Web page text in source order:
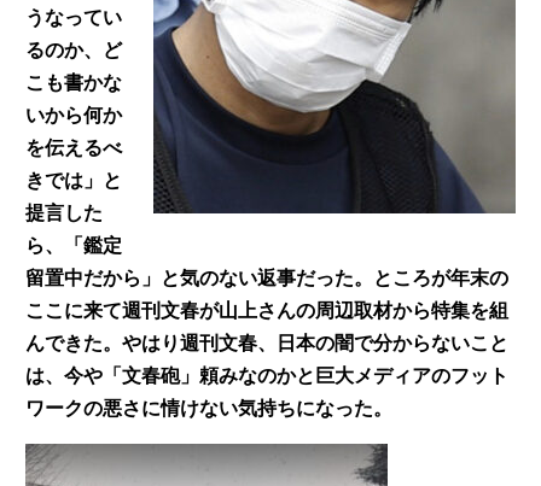
うなってい
るのか、ど
こも書かな
いから何か
を伝えるべ
きでは」と
提言した
ら、「鑑定
留置中だから」と気のない返事だった。ところが年末の
ここに来て週刊文春が山上さんの周辺取材から特集を組
んできた。やはり週刊文春、日本の闇で分からないこと
は、今や「文春砲」頼みなのかと巨大メディアのフット
ワークの悪さに情けない気持ちになった。